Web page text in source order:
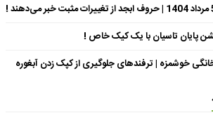
پایان تاسیان با یک کیک خاص !
خوشمزه | ترفندهای جلوگیری از کپک زدن آبغوره